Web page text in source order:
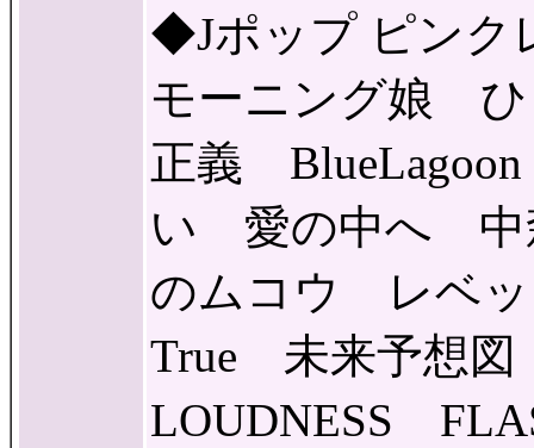
◆Jポップ ピン
モーニング娘
正義
い 愛の中へ
のムコウ レベ
True 未来予想
LOUDNESS